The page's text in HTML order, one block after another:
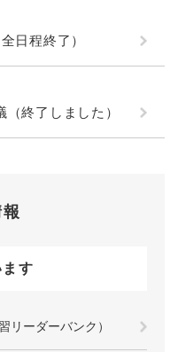
日程終了）
終了しました）
す
ーダーバンク）